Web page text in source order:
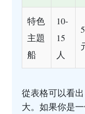
特色
主題
船
10-
15
人
從表格可以看
大。如果你是